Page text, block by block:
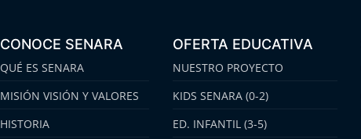
CONOCE SENARA
QUÉ ES SENARA
MISIÓN VISIÓN Y VALORES
HISTORIA
OFERTA EDUCATIVA
NUESTRO PROYECTO
KIDS SENARA (0-2)
ED. INFANTIL (3-5)